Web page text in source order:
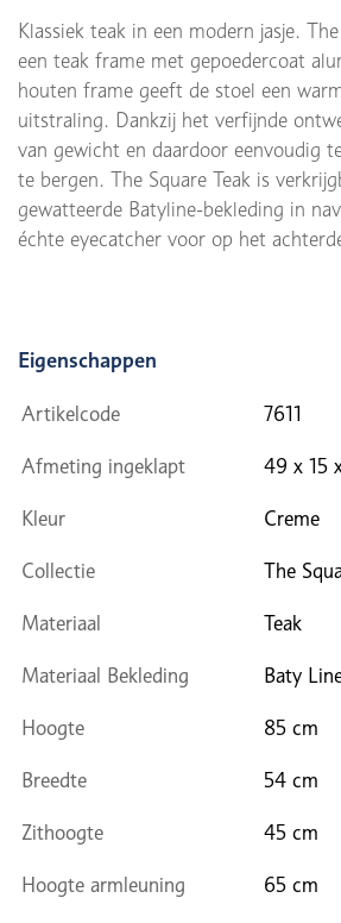
Klassiek teak in een modern jasje.
een teak frame met gepoedercoat
houten frame geeft de stoel een
uitstraling. Dankzij het verfijnde
van gewicht en daardoor eenvoudig
te bergen. The Square Teak is
gewatteerde Batyline-bekleding in
échte eyecatcher voor op het
Eigenschappen
Artikelcode 7611
Afmeting ingeklapt 49 x 15
Kleur Creme
Collectie The
Materiaal Teak
Materiaal Bekleding Baty
Hoogte 85 cm
Breedte 54 cm
Zithoogte 45 cm
Hoogte armleuning 65 cm